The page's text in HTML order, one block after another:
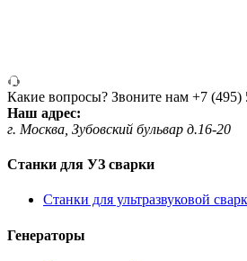
Какие вопросы? Звоните нам +7 (495)
Наш адрес:
г. Москва, Зубовский бульвар д.16-20
Станки для УЗ сварки
Станки для ультразвуковой
Генераторы